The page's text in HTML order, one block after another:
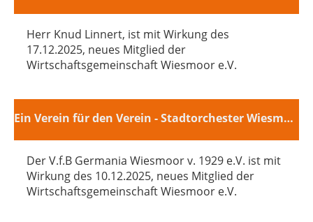
Herr Knud Linnert, ist mit Wirkung des
17.12.2025, neues Mitglied der
Wirtschaftsgemeinschaft Wiesmoor e.V.
Ein Verein für den Verein - Stadtorchester Wiesmoor e.V.
Der V.f.B Germania Wiesmoor v. 1929 e.V. ist mit
Wirkung des 10.12.2025, neues Mitglied der
Wirtschaftsgemeinschaft Wiesmoor e.V.